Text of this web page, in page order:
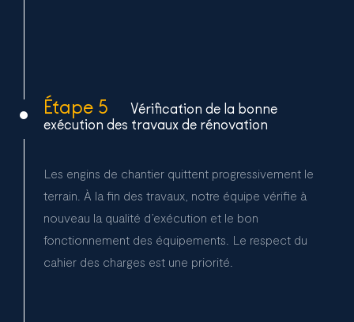
Étape 5
Vérification de la bonne
exécution des travaux de rénovation
Les engins de chantier quittent progressivement le
terrain. À la fin des travaux, notre équipe vérifie à
nouveau la qualité d’exécution et le bon
fonctionnement des équipements. Le respect du
cahier des charges est une priorité.